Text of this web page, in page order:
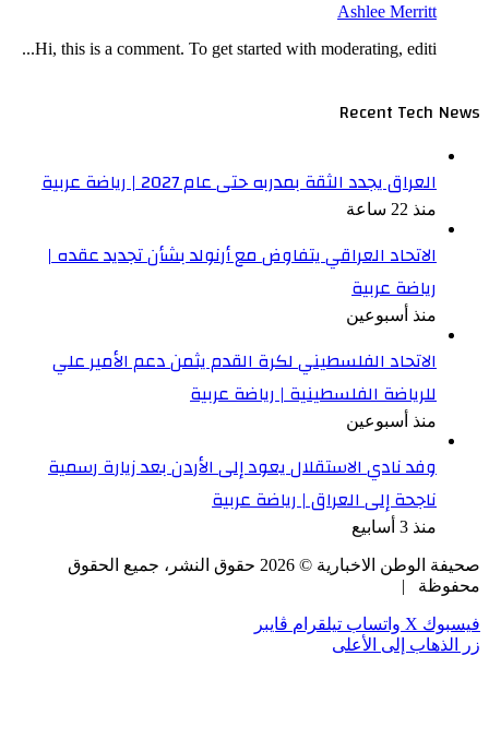
Ashlee Merritt
Hi, this is a comment. To get started with moderating, editi...
Recent Tech News
العراق يجدد الثقة بمدربه حتى عام 2027 | رياضة عربية
منذ 22 ساعة
الاتحاد العراقي يتفاوض مع أرنولد بشأن تجديد عقده |
رياضة عربية
منذ أسبوعين
الاتحاد الفلسطيني لكرة القدم يثمن دعم الأمير علي
للرياضة الفلسطينية | رياضة عربية
منذ أسبوعين
وفد نادي الاستقلال يعود إلى الأردن بعد زيارة رسمية
ناجحة إلى العراق | رياضة عربية
منذ 3 أسابيع
صحيفة الوطن الاخبارية © 2026 حقوق النشر، جميع الحقوق
محفوظة |
فيسبوك ‫X واتساب تيلقرام ڤايبر
زر الذهاب إلى الأعلى